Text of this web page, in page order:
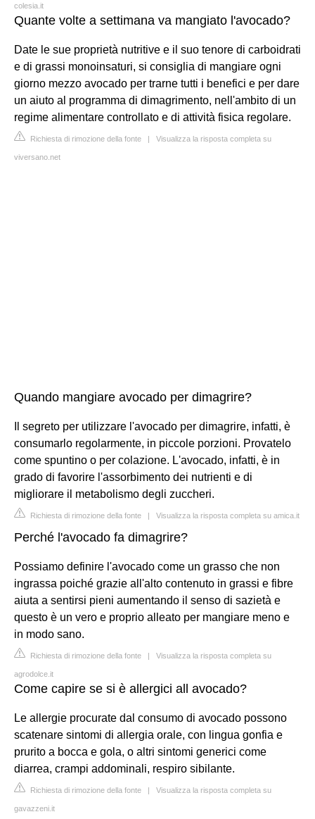
colesia.it
Quante volte a settimana va mangiato l'avocado?
Date le sue proprietà nutritive e il suo tenore di carboidrati
e di grassi monoinsaturi, si consiglia di mangiare ogni
giorno mezzo avocado per trarne tutti i benefici e per dare
un aiuto al programma di dimagrimento, nell'ambito di un
regime alimentare controllato e di attività fisica regolare.
Richiesta di rimozione della fonte | Visualizza la risposta completa su
viversano.net
Quando mangiare avocado per dimagrire?
Il segreto per utilizzare l'avocado per dimagrire, infatti, è
consumarlo regolarmente, in piccole porzioni. Provatelo
come spuntino o per colazione. L'avocado, infatti, è in
grado di favorire l'assorbimento dei nutrienti e di
migliorare il metabolismo degli zuccheri.
Richiesta di rimozione della fonte | Visualizza la risposta completa su amica.it
Perché l'avocado fa dimagrire?
Possiamo definire l'avocado come un grasso che non
ingrassa poiché grazie all'alto contenuto in grassi e fibre
aiuta a sentirsi pieni aumentando il senso di sazietà e
questo è un vero e proprio alleato per mangiare meno e
in modo sano.
Richiesta di rimozione della fonte | Visualizza la risposta completa su
agrodolce.it
Come capire se si è allergici all avocado?
Le allergie procurate dal consumo di avocado possono
scatenare sintomi di allergia orale, con lingua gonfia e
prurito a bocca e gola, o altri sintomi generici come
diarrea, crampi addominali, respiro sibilante.
Richiesta di rimozione della fonte | Visualizza la risposta completa su
gavazzeni.it